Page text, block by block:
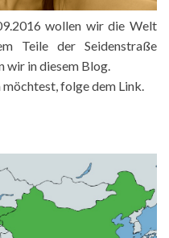
wollen wir die Welt
Teile der Seidenstraße
wir in diesem Blog.
möchtest, folge dem Link.